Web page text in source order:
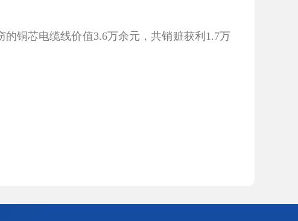
铜芯电缆线价值3.6万余元，共销赃获利1.7万